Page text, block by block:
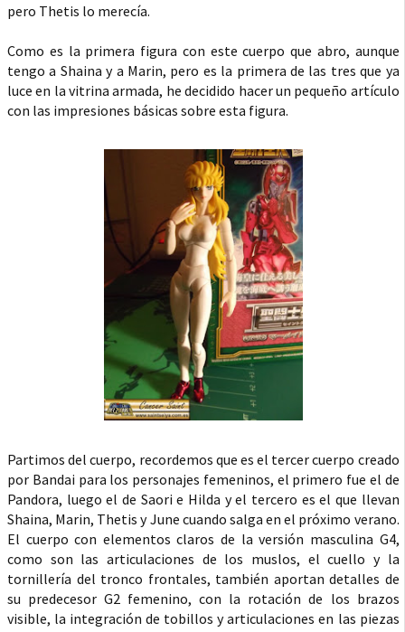
pero Thetis lo merecía.
Como es la primera figura con este cuerpo que abro, aunque
tengo a Shaina y a Marin, pero es la primera de las tres que ya
luce en la vitrina armada, he decidido hacer un pequeño artículo
con las impresiones básicas sobre esta figura.
Partimos del cuerpo, recordemos que es el tercer cuerpo creado
por Bandai para los personajes femeninos, el primero fue el de
Pandora, luego el de Saori e Hilda y el tercero es el que llevan
Shaina, Marin, Thetis y June cuando salga en el próximo verano.
El cuerpo con elementos claros de la versión masculina G4,
como son las articulaciones de los muslos, el cuello y la
tornillería del tronco frontales, también aportan detalles de
su predecesor G2 femenino, con la rotación de los brazos
visible, la integración de tobillos y articulaciones en las piezas